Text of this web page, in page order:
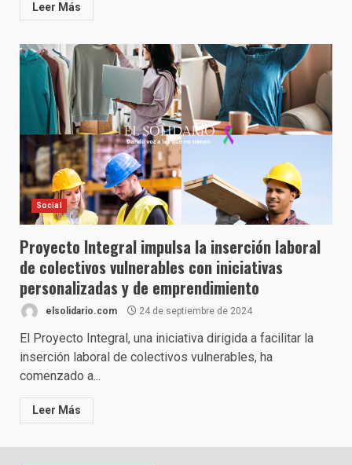
Leer Más
Social
Proyecto Integral impulsa la inserción laboral
de colectivos vulnerables con iniciativas
personalizadas y de emprendimiento
elsolidario.com 24 de septiembre de 2024
El Proyecto Integral, una iniciativa dirigida a facilitar la
inserción laboral de colectivos vulnerables, ha
comenzado a...
Leer Más